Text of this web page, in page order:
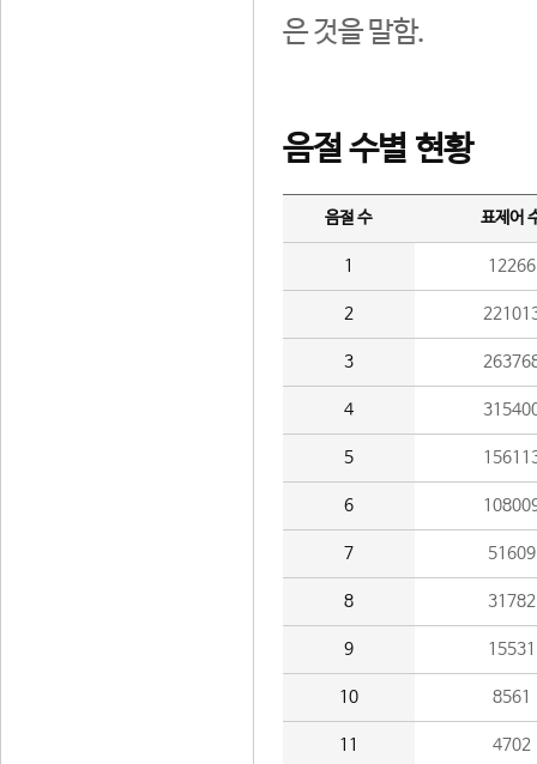
은 것을 말함.
음절 수별 현황
음절 수 표제어
1 12266
2
3
4
5
6
7 51609
8 31782
9 15531
10 8561
11 4702